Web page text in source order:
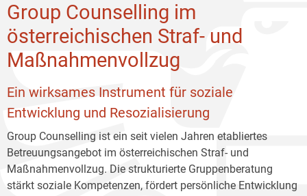
Group Counselling im
österreichischen Straf- und
Maßnahmenvollzug
Ein wirksames Instrument für soziale
Entwicklung und Resozialisierung
Group Counselling ist ein seit vielen Jahren etabliertes
Betreuungsangebot im österreichischen Straf- und
Maßnahmenvollzug. Die strukturierte Gruppenberatung
stärkt soziale Kompetenzen, fördert persönliche Entwicklung